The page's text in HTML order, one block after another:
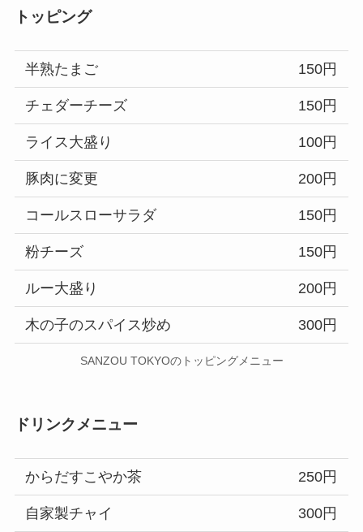
トッピング
半熟たまご 150円
チェダーチーズ 150円
ライス大盛り 100円
豚肉に変更 200円
コールスローサラダ 150円
粉チーズ 150円
ルー大盛り 200円
木の子のスパイス炒め 300円
SANZOU TOKYOのトッピングメニュー
ドリンクメニュー
からだすこやか茶 250円
自家製チャイ 300円